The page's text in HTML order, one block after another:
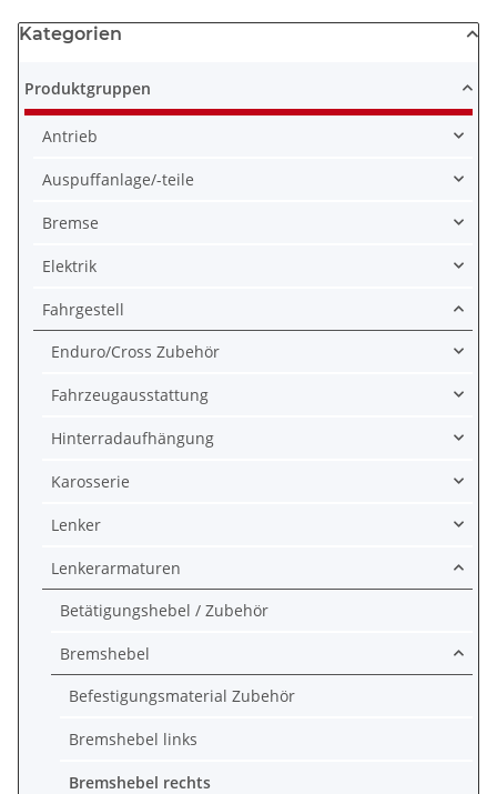
Kategorien
Produktgruppen
Antrieb
Auspuffanlage/-teile
Bremse
Elektrik
Fahrgestell
Enduro/Cross Zubehör
Fahrzeugausstattung
Hinterradaufhängung
Karosserie
Lenker
Lenkerarmaturen
Betätigungshebel / Zubehör
Bremshebel
Befestigungsmaterial Zubehör
Bremshebel links
Bremshebel rechts